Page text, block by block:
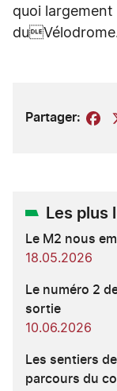
quoi
Partager:
Les plus
Le M2 nous
18.05.2026
Le numéro 2
sortie
10.06.2026
Les sentiers
parcours du